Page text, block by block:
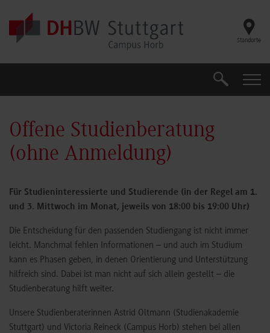
Skip to main content
Standorte
Suche
Offene Studienberatung
(ohne Anmeldung)
Für Studieninteressierte und Studierende (in der Regel am 1.
und 3. Mittwoch im Monat, jeweils von 18:00 bis 19:00 Uhr)
Die Entscheidung für den passenden Studiengang ist nicht immer
leicht. Manchmal fehlen Informationen – und auch im Studium
kann es Phasen geben, in denen Orientierung und Unterstützung
hilfreich sind. Dabei ist man nicht auf sich allein gestellt – die
Studienberatung hilft weiter.
Unsere Studienberaterinnen Astrid Oltmann (Studienakademie
Stuttgart) und Victoria Reineck (Campus Horb) stehen bei allen